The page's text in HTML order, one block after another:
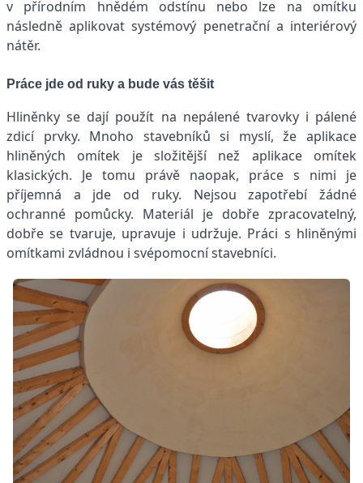
v přírodním hnědém odstínu nebo lze na omítku
následně aplikovat systémový penetrační a interiérový
nátěr.
Práce jde od ruky a bude vás těšit
Hliněnky se dají použít na nepálené tvarovky i pálené
zdicí prvky. Mnoho stavebníků si myslí, že aplikace
hliněných omítek je složitější než aplikace omítek
klasických. Je tomu právě naopak, práce s nimi je
příjemná a jde od ruky. Nejsou zapotřebí žádné
ochranné pomůcky. Materiál je dobře zpracovatelný,
dobře se tvaruje, upravuje i udržuje. Práci s hliněnými
omítkami zvládnou i svépomocní stavebníci.